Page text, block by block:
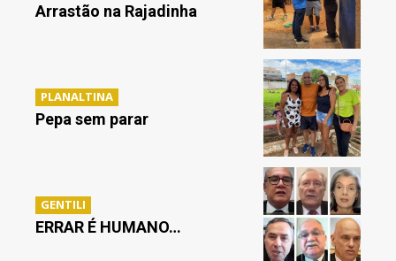
Arrastão na Rajadinha
PLANALTINA
Pepa sem parar
GENTILI
ERRAR É HUMANO…